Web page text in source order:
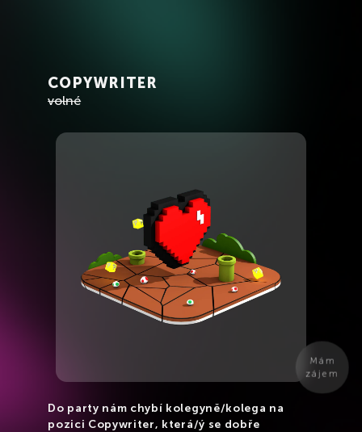
COPYWRITER
volné
Mám
zájem
Do party nám chybí kolegyně/kolega na
pozici Copywriter, která/ý se dobře